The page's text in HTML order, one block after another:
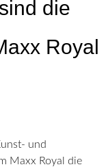
die
Royal
und
Maxx Royal die